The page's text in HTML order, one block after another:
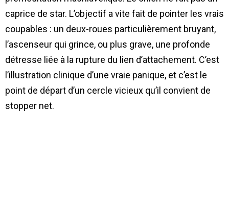
caprice de star. L’objectif a vite fait de pointer les vrais
coupables : un deux-roues particulièrement bruyant,
l’ascenseur qui grince, ou plus grave, une profonde
détresse liée à la rupture du lien d’attachement. C’est
l’illustration clinique d’une vraie panique, et c’est le
point de départ d’un cercle vicieux qu’il convient de
stopper net.